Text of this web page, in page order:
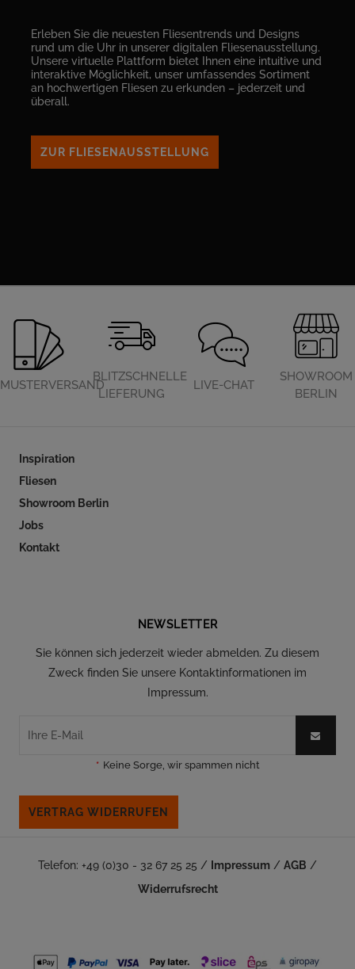
Erleben Sie die neuesten Fliesentrends und Designs
rund um die Uhr in unserer digitalen Fliesenausstellung.
Unsere virtuelle Plattform bietet Ihnen eine intuitive und
interaktive Möglichkeit, unser umfassendes Sortiment
an hochwertigen Fliesen zu erkunden – jederzeit und
überall.
ZUR FLIESENAUSSTELLUNG
MUSTERVERSAND
BLITZSCHNELLE
LIEFERUNG
LIVE-CHAT
SHOWROOM
BERLIN
Inspiration
Fliesen
Showroom Berlin
Jobs
Kontakt
NEWSLETTER
Sie können sich jederzeit wieder abmelden. Zu diesem
Zweck finden Sie unsere Kontaktinformationen im
Impressum.
* Keine Sorge, wir spammen nicht
VERTRAG WIDERRUFEN
Telefon: +49 (0)30 - 32 67 25 25 / Impressum / AGB /
Widerrufsrecht